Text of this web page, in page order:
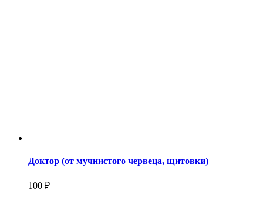
Доктор (от мучнистого червеца, щитовки)
100 ₽